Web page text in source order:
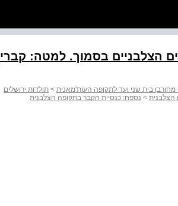
הצלבניים בסמוך. למטה: קברי
בית שני ועד לתקופה העות'מאנית > תולדות ירושלים
הצלבנית > נספח: כנסיית הקבר בתקופה הצלבנית